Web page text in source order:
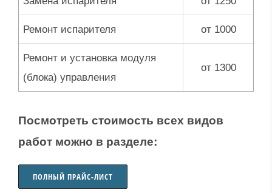
Ремонт испарителя от 1000
Ремонт и установка модуля
(блока) управления
от 1300
Посмотреть стоимость всех видов
работ можно в разделе:
ПОЛНЫЙ ПРАЙС-ЛИСТ